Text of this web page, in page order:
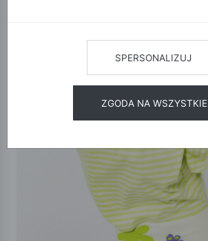
SPERSONALIZUJ
ZGODA NA WSZYSTKIE